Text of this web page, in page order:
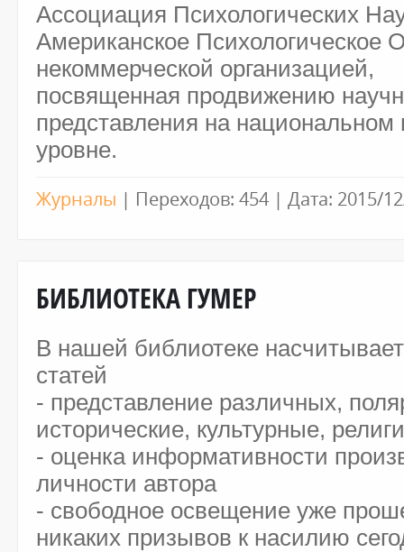
Ассоциация Психологических
Американское Психологическое
некоммерческой организацией,
посвященная продвижению
представления на
уровне.
Журналы | Переходов: 454 | Дата: 2015/
БИБЛИОТЕКА ГУМЕР
В нашей библиотеке
статей
- представление различных,
исторические, культурные,
- оценка информативности
личности автора
- свободное освещение уже
никаких призывов к насилию